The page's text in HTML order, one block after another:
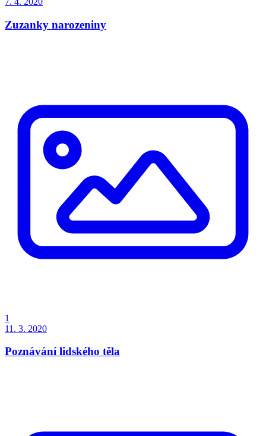
Zuzanky narozeniny
1
11. 3. 2020
Poznávání lidského těla